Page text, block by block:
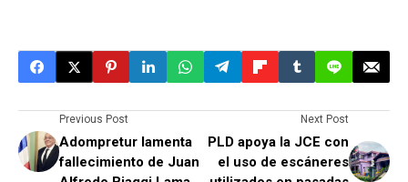
Previous Post
Adompretur lamenta
fallecimiento de Juan
Next Post
PLD apoya la JCE con
el uso de escáneres